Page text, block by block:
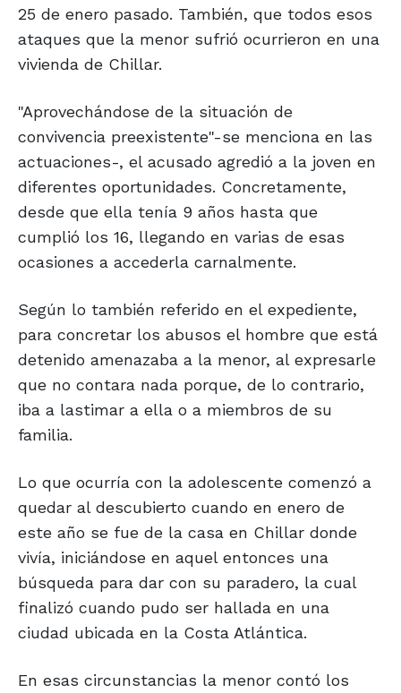
25 de enero pasado. También, que todos esos
ataques que la menor sufrió ocurrieron en una
vivienda de Chillar.
"Aprovechándose de la situación de
convivencia preexistente"-se menciona en las
actuaciones-, el acusado agredió a la joven en
diferentes oportunidades. Concretamente,
desde que ella tenía 9 años hasta que
cumplió los 16, llegando en varias de esas
ocasiones a accederla carnalmente.
Según lo también referido en el expediente,
para concretar los abusos el hombre que está
detenido amenazaba a la menor, al expresarle
que no contara nada porque, de lo contrario,
iba a lastimar a ella o a miembros de su
familia.
Lo que ocurría con la adolescente comenzó a
quedar al descubierto cuando en enero de
este año se fue de la casa en Chillar donde
vivía, iniciándose en aquel entonces una
búsqueda para dar con su paradero, la cual
finalizó cuando pudo ser hallada en una
ciudad ubicada en la Costa Atlántica.
En esas circunstancias la menor contó los